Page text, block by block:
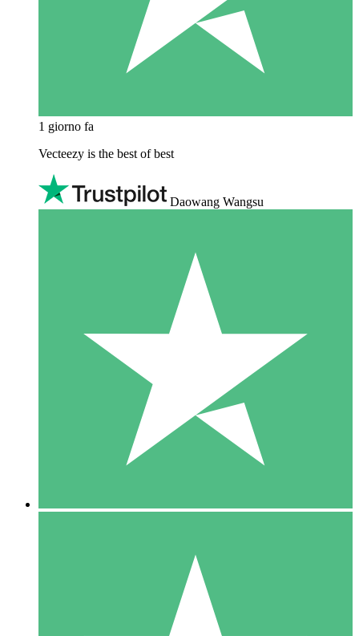
1 giorno fa
Vecteezy is the best of best
Daowang Wangsu